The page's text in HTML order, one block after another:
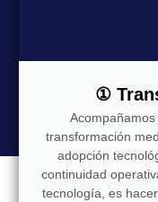
①
transformación
adopción
continuidad
tecnología, es